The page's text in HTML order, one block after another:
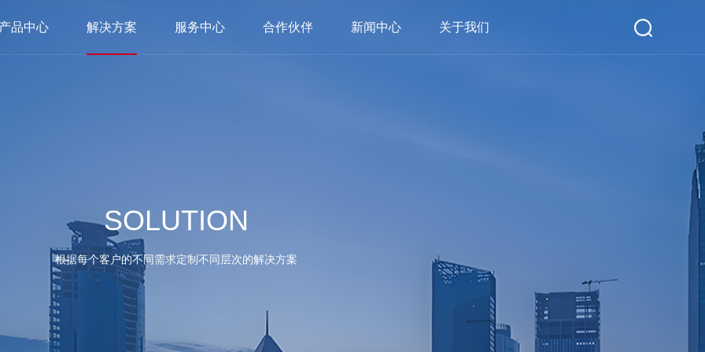
品中心 解决方案 服务中心 合作伙伴 新闻中心 关于我们
SOLUTION
根据每个客户的不同需求定制不同层次的解决方案